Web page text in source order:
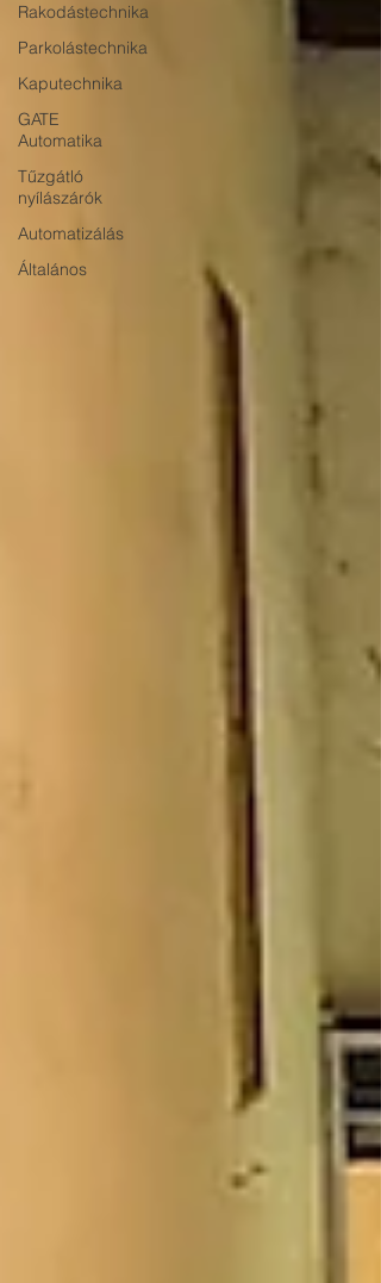
Rakodástechnika
Parkolástechnika
Kaputechnika
GATE
Automatika
Tűzgátló
nyílászárók
Automatizálás
Általános